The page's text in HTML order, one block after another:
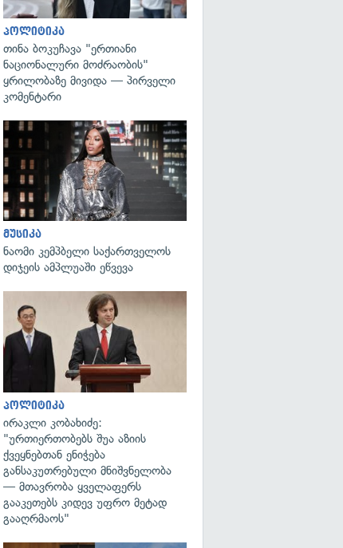
გადახედვა
გადახედვა
პოლიტიკა
თინა ბოკუჩავა "ერთიანი
ნაციონალური მოძრაობის"
ყრილობაზე მივიდა — პირველი
კომენტარი
მუსიკა
ნაომი კემპბელი საქართველოს
დიჯეის ამპლუაში ეწვევა
პოლიტიკა
ირაკლი კობახიძე:
"ურთიერთობებს შუა აზიის
ქვეყნებთან ენიჭება
განსაკუთრებული მნიშვნელობა
— მთავრობა ყველაფერს
გააკეთებს კიდევ უფრო მეტად
გააღრმაოს"